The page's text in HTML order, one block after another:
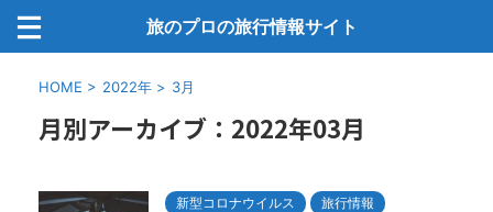
旅のプロの旅行情報サイト
HOME > 2022年 > 3月
月別アーカイブ：2022年03月
新型コロナウイルス 旅行情報